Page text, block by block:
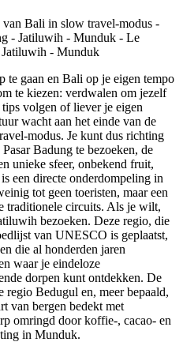
te gaan en Bali op je eigen tempo
te kiezen: verdwalen om jezelf
volgen of liever je eigen
wacht aan het einde van de
modus. Je kunt dus richting
Badung te bezoeken, de
unieke sfeer, onbekend fruit,
een directe onderdompeling in
tot geen toeristen, maar een
traditionele circuits. Als je wilt,
bezoeken. Deze regio, die
van UNESCO is geplaatst,
die al honderden jaren
waar je eindeloze
dorpen kunt ontdekken. De
regio Bedugul en, meer bepaald,
van bergen bedekt met
omringd door koffie-, cacao- en
in Munduk.